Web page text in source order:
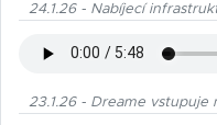
24.1.26 - Nabíjecí
23.1.26 - Dreame vstupuje